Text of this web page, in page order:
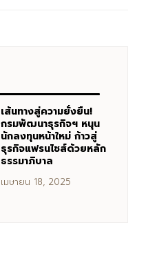
เส้นทางสู่ความยั่งยืน!
กรมพัฒนาธุรกิจฯ หนุน
นักลงทุนหน้าใหม่ ก้าวสู่
ธุรกิจแฟรนไชส์ด้วยหลัก
ธรรมาภิบาล
เมษายน 18, 2025